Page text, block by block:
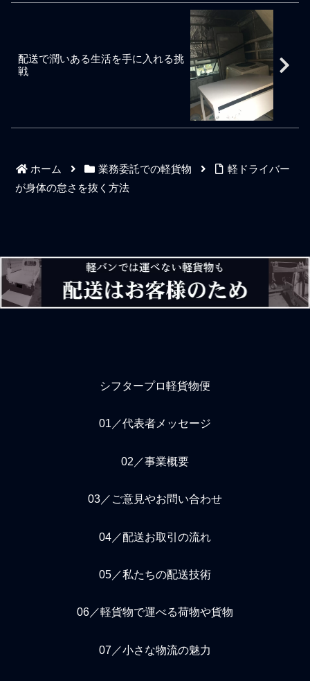
業務対応は荷主企業でバイ
ト雇用や社員雇用でスタッ
ン的な立場でもあり流石に
自分に任された担当業務で
ミスやイレギュラーを発生
させるわけにはいかない。
自分さえ仕事に問題なけれ
ば大丈夫という考えは通用
もスピードを出して乱暴に
運転するので車も壊す。ゆ
とりのある作業をして身体
である。プロ野球のピッチ
では分かっていると感じる
ときこそ予習と復習、忙し
いときこそ予習と復習。そ
を繰り返す。ルールを守り
ながら他のドライバーより
も稼げる耐性を作り上げて
荷主企業や取引先からの評
ればペナルティとなる。一
回だからは通用しない。初
心者の軽貨物ドライバーは
特に報連相が意識すべきこ
とと言われているが、自分
の担当業務を優先して仕事
中に報連相を最優先できな
いドライバーは明らかに仕
事ができないドライバーだ
と判断される。〇〇だった
通用しない。業務委託ドラ
に、自身の業務を優先する
などして指示に対する報告
を先にできないドライバ
ー、連絡を先にできないド
配送で潤いある生活を手に入れる挑
戦
ホーム 業務委託での軽貨物
軽ドライバー
が身体の怠さを抜く方法
シフタープロ軽貨物便
01／代表者メッセージ
02／事業概要
03／ご意見やお問い合わせ
04／配送お取引の流れ
05／私たちの配送技術
06／軽貨物で運べる荷物や貨物
07／小さな物流の魅力